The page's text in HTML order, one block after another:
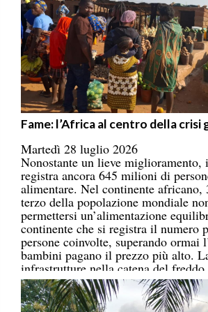
Fame: l’Africa al centro della crisi
Martedì 28 luglio 2026
Nonostante un lieve
registra ancora 645 milioni di
alimentare. Nel continente
terzo della popolazione mondiale
permettersi un’alimentazione
continente che si registra il numero
persone coinvolte, superando ormai
bambini pagano il prezzo più alto.
infrastrutture nella catena del
un terzo della produzione di frutta,
latticini.